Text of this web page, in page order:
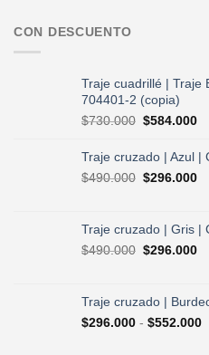
CON DESCUENTO
Traje cuadrillé | Traje
704401-2 (copia)
$730.000 El
original
era:
$730.000.
$584.000El
es:
Traje cruzado | Azul |
$490.000 El
era:
$490.000.
$296.000El
Traje cruzado | Gris |
$490.000 El
era:
$490.000.
$296.000El
Traje cruzado |
$296.000 - $552.000